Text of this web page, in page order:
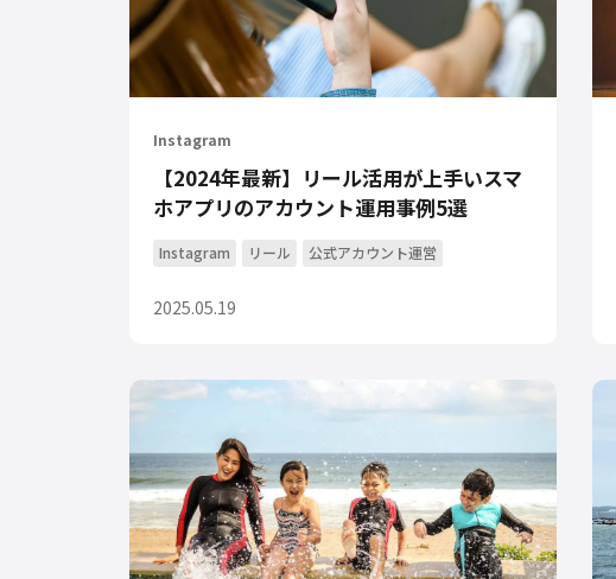
Instagram
【2024年最新】リール活用が上手いスマ
ホアプリのアカウント運用事例5選
Instagram リール 公式アカウント運営
2025.05.19